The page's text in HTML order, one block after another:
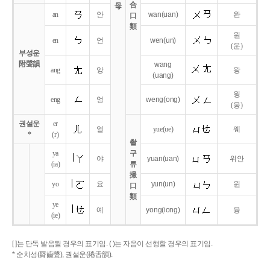
母
合
口
類
부성운
附聲韻
an 안 wan(uan) 완
en 언 wen(un)
원
(운)
ang 앙
wang
(uang)
왕
eng 엉 weng(ong)
웡
(웅)
권설운
*
er
(r)
얼
촬
구
류
撮
口
類
yue(ue) 웨
ya
(ia)
야 yuan(uan) 위안
yo 요 yun(un) 윈
ye
(ie)
예 yong(iong) 융
[ ]는 단독 발음될 경우의 표기임. ( )는 자음이 선행할 경우의 표기임.
* 순치성(脣齒聲), 권설운(捲舌韻).